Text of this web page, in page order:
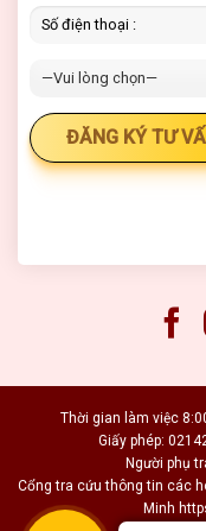
Thời gian làm việc
Giấy phép:
Người phụ
Cổng tra cứu thông tin các
Minh